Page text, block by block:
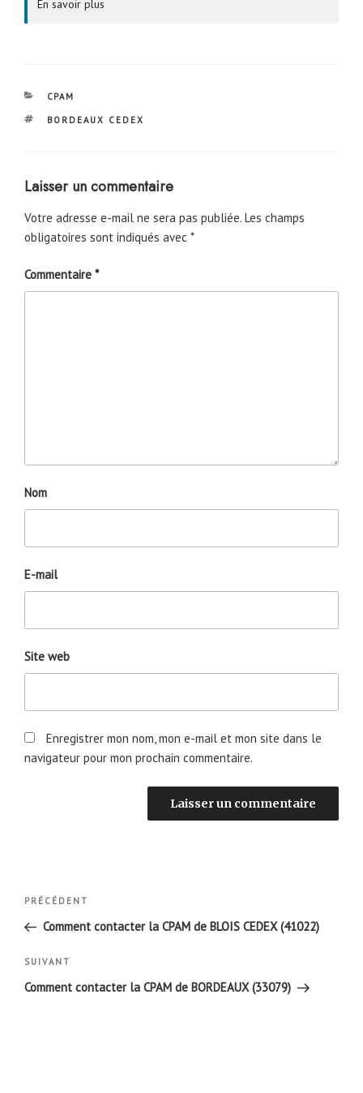
En savoir plus
CATÉGORIES
CPAM
ÉTIQUETTES
BORDEAUX CEDEX
Laisser un commentaire
Votre adresse e-mail ne sera pas publiée. Les champs
obligatoires sont indiqués avec *
Commentaire *
Nom
E-mail
Site web
Enregistrer mon nom, mon e-mail et mon site dans le
navigateur pour mon prochain commentaire.
Navigation
l’article
Article
précédent
PRÉCÉDENT
Comment contacter la CPAM de BLOIS CEDEX (41022)
Article
suivant
SUIVANT
Comment contacter la CPAM de BORDEAUX (33079)